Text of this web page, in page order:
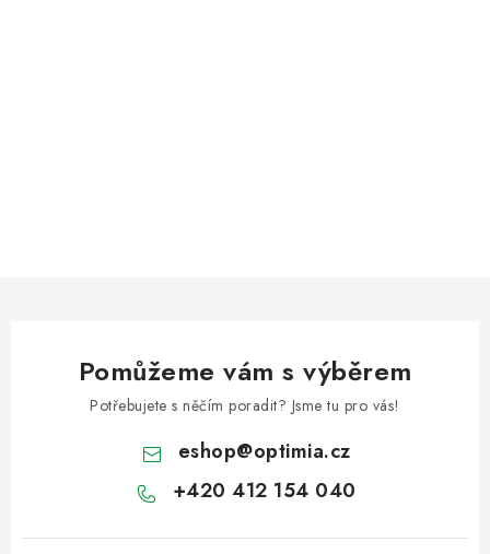
Pomůžeme vám s výběrem
Potřebujete s něčím poradit? Jsme tu pro vás!
eshop@optimia.cz
+420 412 154 040